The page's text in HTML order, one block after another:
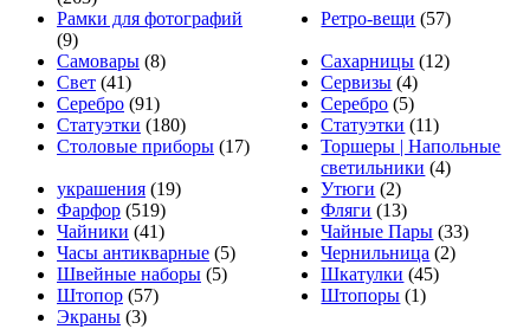
Рамки для фотографий
(9)
Ретро-вещи (57)
Самовары (8) Сахарницы (12)
Свет (41) Сервизы (4)
Серебро (91) Серебро (5)
Статуэтки (180) Статуэтки (11)
Столовые приборы (17)
Торшеры | Напольные
светильники (4)
украшения (19) Утюги (2)
Фарфор (519) Фляги (13)
Чайники (41) Чайные Пары (33)
Часы антикварные (5) Чернильница (2)
Швейные наборы (5) Шкатулки (45)
Штопор (57) Штопоры (1)
Экраны (3)